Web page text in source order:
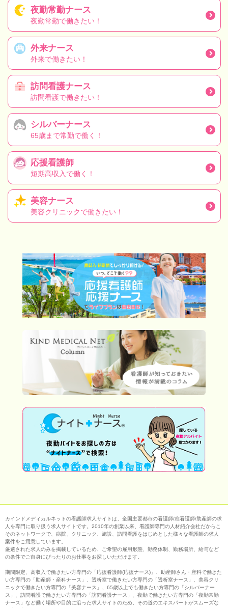
夜勤常勤ナース
夜勤常勤で働きたい！
外来ナース
外来で働きたい！
訪問看護ナース
訪問看護で働きたい！
シルバーナース
65歳まで常勤で働く！
応援看護師
短期高収入で働く！
美容ナース
美容クリニックで働きたい！
カインドメディカルネットの看護師求人サイトは、全国主要都市の看護師/准看護師/助産師の求
人を専門に取り扱う求人サイトです。2010年の創業以来、看護師専門の人材紹介会社だからこ
そのネットワークで、病院、クリニック、施設、訪問看護をはじめとした様々な看護師の求人
案件をご用意しています。
厳選された求人のみを掲載しているため、ご希望の雇用形態、勤務体制、勤務場所、給与など
の条件でご自身にぴったりのお仕事をお探しいただけます。
期間限定、高収入で働きたい方専門の「応援看護師(応援ナース)」、助産師さん・産科で働きた
い方専門の「助産師・産科ナース」、透析室で働きたい方専門の「透析室ナース」、美容クリ
ニックで働きたい方専門の「美容ナース」、65歳以上でも働きたい方専門の「シルバーナー
ス」、訪問看護で働きたい方専門の「訪問看護ナース」、夜勤で働きたい方専門の「夜勤常勤
ナース」など働く場所や目的に沿った求人サイトのため、その道のエキスパートがスムーズな